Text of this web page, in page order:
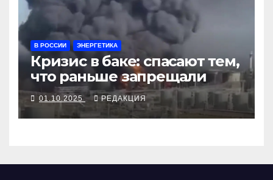
В РОССИИ ЭНЕРГЕТИКА
Кризис в баке: спасают тем,
что раньше запрещали
01.10.2025 РЕДАКЦИЯ